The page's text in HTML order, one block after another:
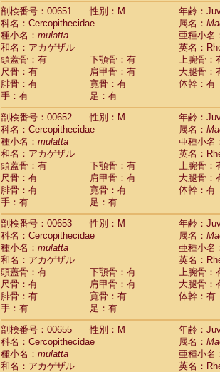
剖検番号：00651
性別：M
年齢：
科名：Cercopithecidae
属名：
種小名： mulatta
亜種小名
和名：アカゲザル
英名：
頭蓋骨：有
下顎骨：有
上腕骨：
尺骨：有
肩甲骨：有
大腿骨：
腓骨：有
寛骨：有
体幹：有
手：有
足：有
剖検番号：00652
性別：M
年齢：
科名：Cercopithecidae
属名：
種小名： mulatta
亜種小名
和名：アカゲザル
英名：
頭蓋骨：有
下顎骨：有
上腕骨：
尺骨：有
肩甲骨：有
大腿骨：
腓骨：有
寛骨：有
体幹：有
手：有
足：有
剖検番号：00653
性別：M
年齢：
科名：Cercopithecidae
属名：
種小名： mulatta
亜種小名
和名：アカゲザル
英名：
頭蓋骨：有
下顎骨：有
上腕骨：
尺骨：有
肩甲骨：有
大腿骨：
腓骨：有
寛骨：有
体幹：有
手：有
足：有
剖検番号：00655
性別：M
年齢：
科名：Cercopithecidae
属名：
種小名： mulatta
亜種小名
和名：アカゲザル
英名：